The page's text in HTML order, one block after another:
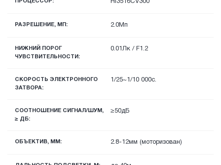
Hi3516CV300
РАЗРЕШЕНИЕ, МП: 2.0Мп
НИЖНИЙ ПОРОГ
ЧУВСТВИТЕЛЬНОСТИ:
0.01Лк / F1.2
СКОРОСТЬ ЭЛЕКТРОННОГО
ЗАТВОРА:
1/25~1/10 000с.
СООТНОШЕНИЕ СИГНАЛ/ШУМ,
≥ ДБ:
≥50дБ
ОБЪЕКТИВ, ММ: 2.8-12мм (моторизован)